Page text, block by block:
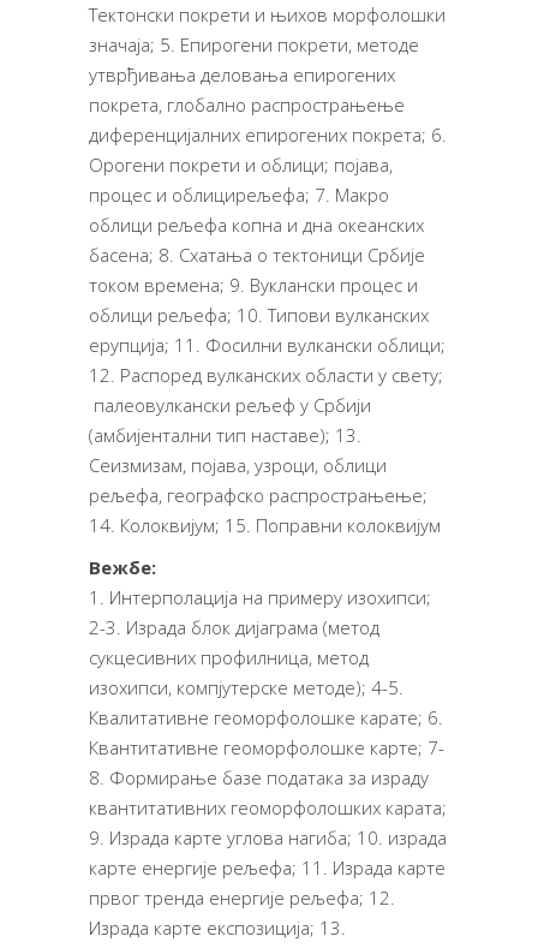
Тектонски покрети и њихов морфолошки
значаја; 5. Епирогени покрети, методе
утврђивања деловања епирогених
покрета, глобално распрострањење
диференцијалних епирогених покрета; 6.
Орогени покрети и облици; појава,
процес и облицирељефа; 7. Макро
облици рељефа копна и дна океанских
басена; 8. Схатања о тектоници Србије
током времена; 9. Вуклански процес и
облици рељефа; 10. Типови вулканских
ерупција; 11. Фосилни вулкански облици;
12. Распоред вулканских области у свету;
палеовулкански рељеф у Србији
(амбијентални тип наставе); 13.
Сеизмизам, појава, узроци, облици
рељефа, географско распрострањење;
14. Колоквијум; 15. Поправни колоквијум
Вежбе:
1. Интерполација на примеру изохипси;
2-3. Израда блок дијаграма (метод
сукцесивних профилница, метод
изохипси, компјутерске методе); 4-5.
Квалитативне геоморфолошке карате; 6.
Квантитативне геоморфолошке карте; 7-
8. Формирање базе података за израду
квантитативних геоморфолошких карата;
9. Израда карте углова нагиба; 10. израда
карте енергије рељефа; 11. Израда карте
првог тренда енергије рељефа; 12.
Израда карте експозиција; 13.